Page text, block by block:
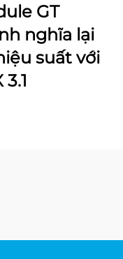
GT
nghĩa lại
suất với